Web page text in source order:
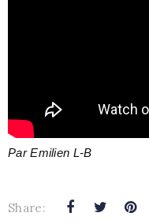
Par Emilien L-B
Share: